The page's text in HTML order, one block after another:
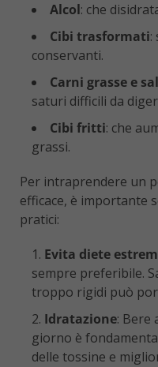
Alcol: che
Cibi trasformati:
conservanti.
Carni grasse e
saturi difficili da
Cibi fritti: che
grassi.
Per intraprendere un
efficace, è importante
pratici:
Evita diete
sempre preferibile.
troppo rigidi può
Idratazione: Bere
giorno è
delle tossine e